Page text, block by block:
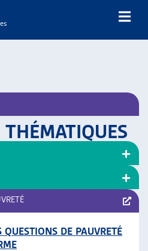
THÉMATIQUES
DE PAUVRETÉ